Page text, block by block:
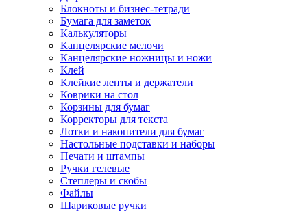
Блокноты и бизнес-тетради
Бумага для заметок
Калькуляторы
Канцелярские мелочи
Канцелярские ножницы и ножи
Клей
Клейкие ленты и держатели
Коврики на стол
Корзины для бумаг
Корректоры для текста
Лотки и накопители для бумаг
Настольные подставки и наборы
Печати и штампы
Ручки гелевые
Степлеры и скобы
Файлы
Шариковые ручки